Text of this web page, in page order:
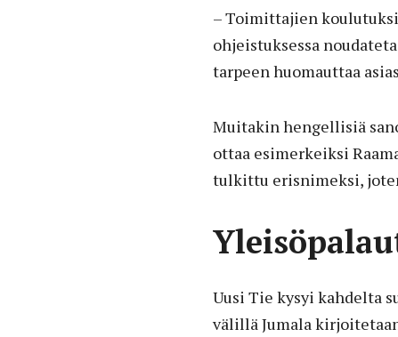
– Toimittajien
ohjeistuksessa
tarpeen huomauttaa
Muitakin hengellisiä
ottaa esimerkeiksi
tulkittu erisnimeksi,
Uusi Tie kysyi kahdelta
välillä Jumala